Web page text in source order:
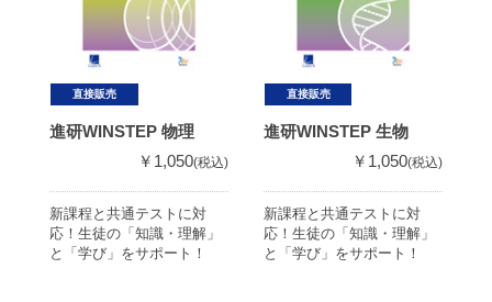
直接販売
進研WINSTEP 物理
￥1,050(税込)
新課程と共通テストに対
応！生徒の「知識・理解」
と「学び」をサポート！
直接販売
進研WINSTEP 生物
￥1,050(税込)
新課程と共通テストに対
応！生徒の「知識・理解」
と「学び」をサポート！